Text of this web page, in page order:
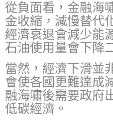
從負面看，金融海
金收縮，減慢替代
經濟衰退會減少能
石油使用量會下降
當然，經濟下滑並
會使各國更難達成
融海嘯後需要政府
低碳經濟。